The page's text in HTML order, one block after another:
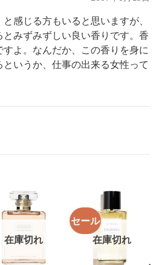
感じる方もいると思いますが、
みずみずしい良い香りです。香
すよ。なんだか、この香りを身に
というか、仕事の出来る女性って
在庫切れ
セール
在庫切れ